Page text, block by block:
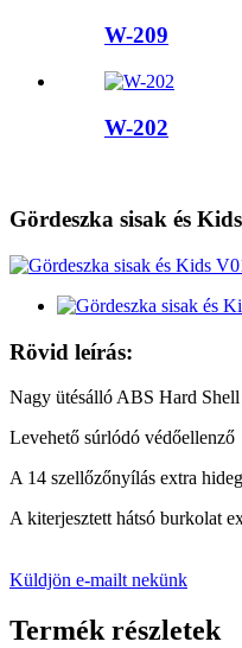
W-209
W-202
Gördeszka sisak és
Rövid leírás:
Nagy ütésálló ABS Hard Shell
Levehető súrlódó védőellenző
A 14 szellőzőnyílás extra
A kiterjesztett hátsó burkolat
Küldjön e-mailt nekünk
Termék részletek